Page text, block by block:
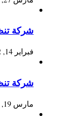
شركة
فبراير 14, 2022
شركة
مارس 19, 2022